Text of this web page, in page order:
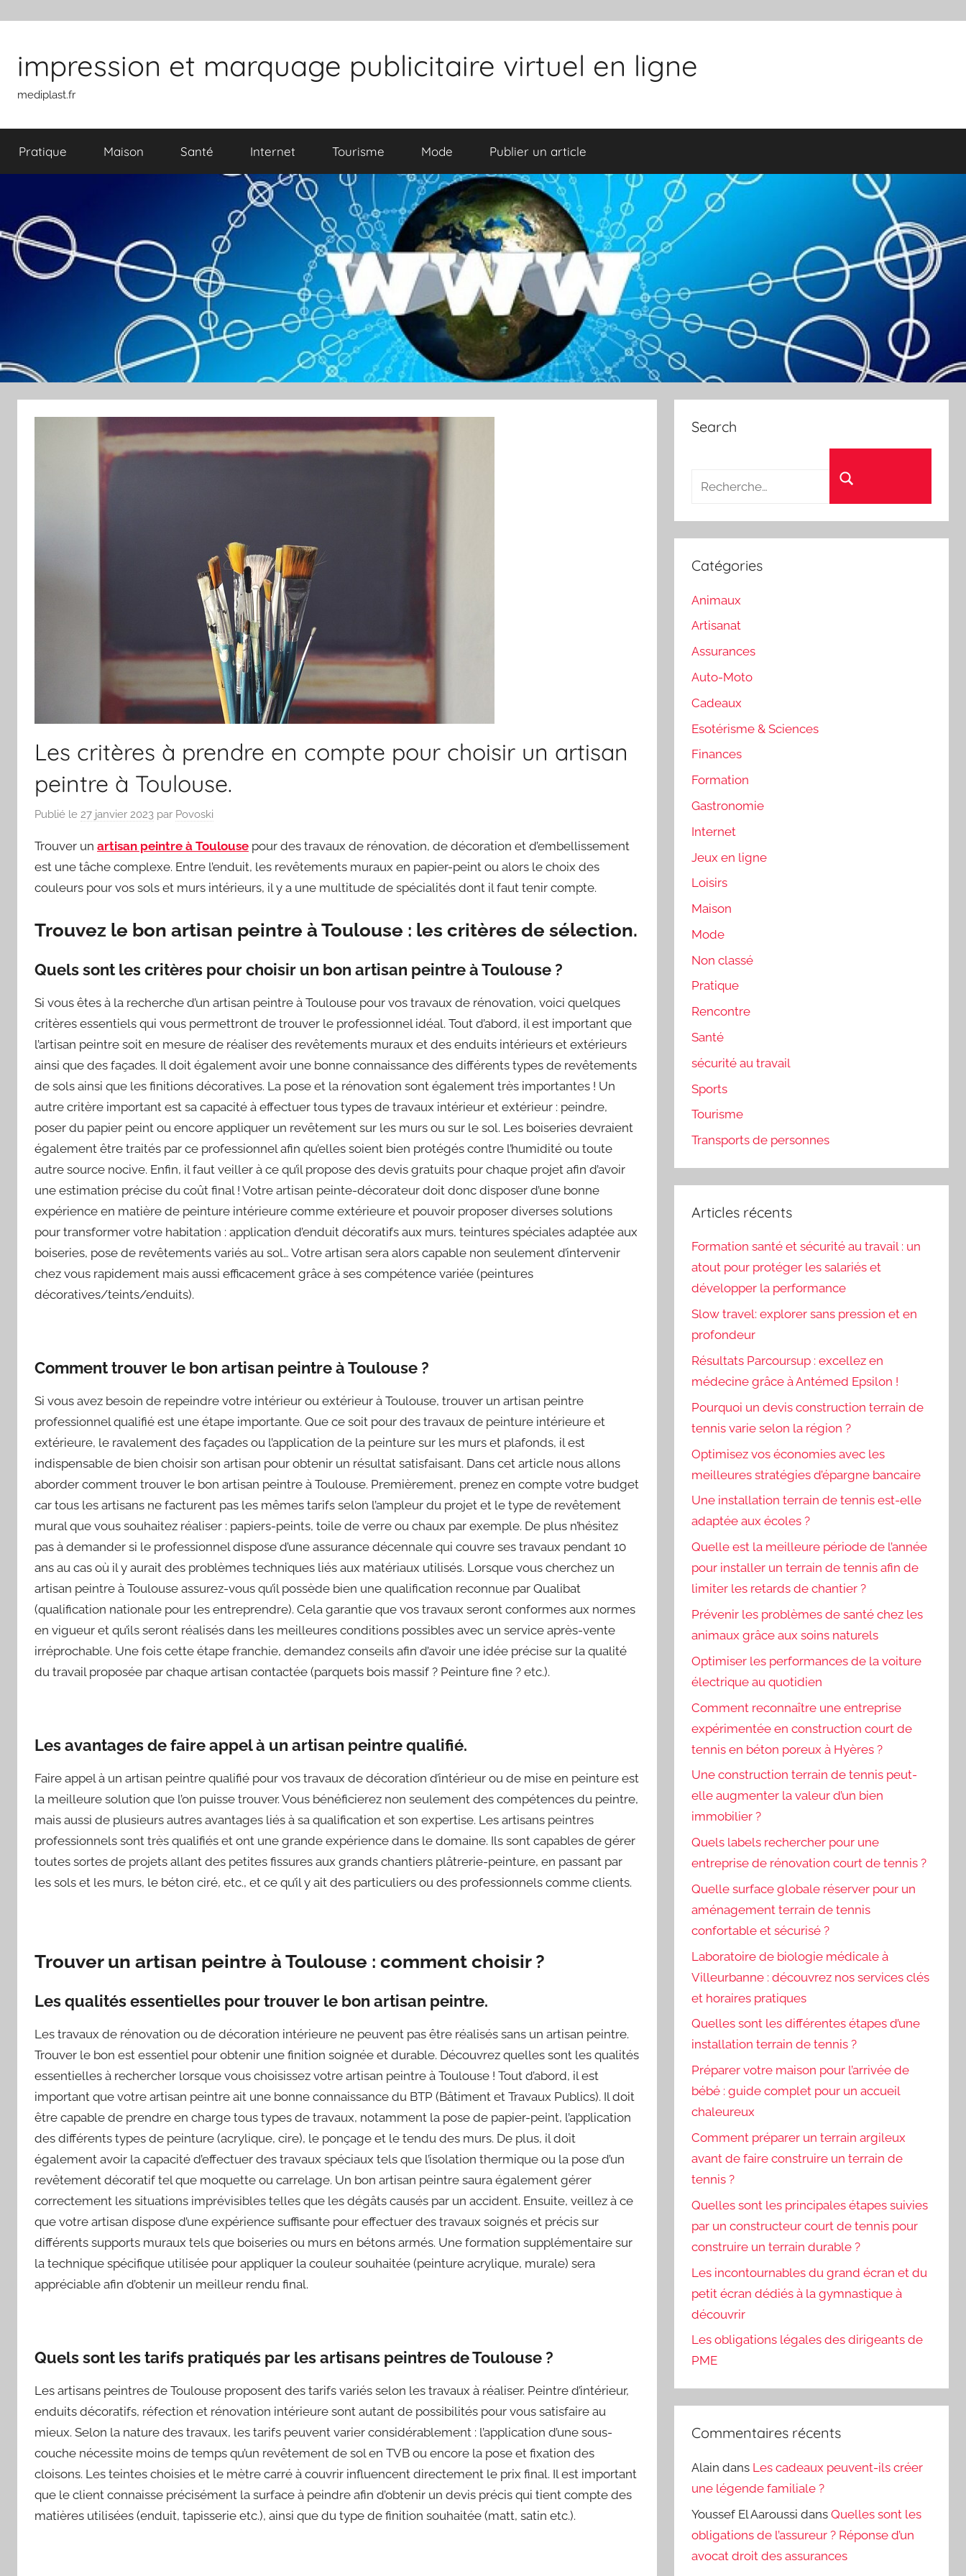
impression et marquage publicitaire virtuel en ligne
mediplast.fr
Pratique Maison Santé Internet Tourisme Mode Publier un article
Les critères à prendre en compte pour choisir un artisan
peintre à Toulouse.
Publié le 27 janvier 2023 par Povoski
Trouver un artisan peintre à Toulouse pour des travaux de rénovation, de décoration et d’embellissement
est une tâche complexe. Entre l’enduit, les revêtements muraux en papier-peint ou alors le choix des
couleurs pour vos sols et murs intérieurs, il y a une multitude de spécialités dont il faut tenir compte.
Trouvez le bon artisan peintre à Toulouse : les critères de sélection.
Quels sont les critères pour choisir un bon artisan peintre à Toulouse ?
Si vous êtes à la recherche d’un artisan peintre à Toulouse pour vos travaux de rénovation, voici quelques
critères essentiels qui vous permettront de trouver le professionnel idéal. Tout d’abord, il est important que
l’artisan peintre soit en mesure de réaliser des revêtements muraux et des enduits intérieurs et extérieurs
ainsi que des façades. Il doit également avoir une bonne connaissance des différents types de revêtements
de sols ainsi que les finitions décoratives. La pose et la rénovation sont également très importantes ! Un
autre critère important est sa capacité à effectuer tous types de travaux intérieur et extérieur : peindre,
poser du papier peint ou encore appliquer un revêtement sur les murs ou sur le sol. Les boiseries devraient
également être traités par ce professionnel afin qu’elles soient bien protégés contre l’humidité ou toute
autre source nocive. Enfin, il faut veiller à ce qu’il propose des devis gratuits pour chaque projet afin d’avoir
une estimation précise du coût final ! Votre artisan peinte-décorateur doit donc disposer d’une bonne
expérience en matière de peinture intérieure comme extérieure et pouvoir proposer diverses solutions
pour transformer votre habitation : application d’enduit décoratifs aux murs, teintures spéciales adaptée aux
boiseries, pose de revêtements variés au sol… Votre artisan sera alors capable non seulement d’intervenir
chez vous rapidement mais aussi efficacement grâce à ses compétence variée (peintures
décoratives/teints/enduits).
Comment trouver le bon artisan peintre à Toulouse ?
Si vous avez besoin de repeindre votre intérieur ou extérieur à Toulouse, trouver un artisan peintre
professionnel qualifié est une étape importante. Que ce soit pour des travaux de peinture intérieure et
extérieure, le ravalement des façades ou l’application de la peinture sur les murs et plafonds, il est
indispensable de bien choisir son artisan pour obtenir un résultat satisfaisant. Dans cet article nous allons
aborder comment trouver le bon artisan peintre à Toulouse. Premièrement, prenez en compte votre budget
car tous les artisans ne facturent pas les mêmes tarifs selon l’ampleur du projet et le type de revêtement
mural que vous souhaitez réaliser : papiers-peints, toile de verre ou chaux par exemple. De plus n’hésitez
pas à demander si le professionnel dispose d’une assurance décennale qui couvre ses travaux pendant 10
ans au cas où il y aurait des problèmes techniques liés aux matériaux utilisés. Lorsque vous cherchez un
artisan peintre à Toulouse assurez-vous qu’il possède bien une qualification reconnue par Qualibat
(qualification nationale pour les entreprendre). Cela garantie que vos travaux seront conformes aux normes
en vigueur et qu’ils seront réalisés dans les meilleures conditions possibles avec un service après-vente
irréprochable. Une fois cette étape franchie, demandez conseils afin d’avoir une idée précise sur la qualité
du travail proposée par chaque artisan contactée (parquets bois massif ? Peinture fine ? etc.).
Les avantages de faire appel à un artisan peintre qualifié.
Faire appel à un artisan peintre qualifié pour vos travaux de décoration d’intérieur ou de mise en peinture est
la meilleure solution que l’on puisse trouver. Vous bénéficierez non seulement des compétences du peintre,
mais aussi de plusieurs autres avantages liés à sa qualification et son expertise. Les artisans peintres
professionnels sont très qualifiés et ont une grande expérience dans le domaine. Ils sont capables de gérer
toutes sortes de projets allant des petites fissures aux grands chantiers plâtrerie-peinture, en passant par
les sols et les murs, le béton ciré, etc., et ce qu’il y ait des particuliers ou des professionnels comme clients.
Trouver un artisan peintre à Toulouse : comment choisir ?
Les qualités essentielles pour trouver le bon artisan peintre.
Les travaux de rénovation ou de décoration intérieure ne peuvent pas être réalisés sans un artisan peintre.
Trouver le bon est essentiel pour obtenir une finition soignée et durable. Découvrez quelles sont les qualités
essentielles à rechercher lorsque vous choisissez votre artisan peintre à Toulouse ! Tout d’abord, il est
important que votre artisan peintre ait une bonne connaissance du BTP (Bâtiment et Travaux Publics). Il doit
être capable de prendre en charge tous types de travaux, notamment la pose de papier-peint, l’application
des différents types de peinture (acrylique, cire), le ponçage et le tendu des murs. De plus, il doit
également avoir la capacité d’effectuer des travaux spéciaux tels que l’isolation thermique ou la pose d’un
revêtement décoratif tel que moquette ou carrelage. Un bon artisan peintre saura également gérer
correctement les situations imprévisibles telles que les dégâts causés par un accident. Ensuite, veillez à ce
que votre artisan dispose d’une expérience suffisante pour effectuer des travaux soignés et précis sur
différents supports muraux tels que boiseries ou murs en bétons armés. Une formation supplémentaire sur
la technique spécifique utilisée pour appliquer la couleur souhaitée (peinture acrylique, murale) sera
appréciable afin d’obtenir un meilleur rendu final.
Quels sont les tarifs pratiqués par les artisans peintres de Toulouse ?
Les artisans peintres de Toulouse proposent des tarifs variés selon les travaux à réaliser. Peintre d’intérieur,
enduits décoratifs, réfection et rénovation intérieure sont autant de possibilités pour vous satisfaire au
mieux. Selon la nature des travaux, les tarifs peuvent varier considérablement : l’application d’une sous-
couche nécessite moins de temps qu’un revêtement de sol en TVB ou encore la pose et fixation des
cloisons. Les teintes choisies et le mètre carré à couvrir influencent directement le prix final. Il est important
que le client connaisse précisément la surface à peindre afin d’obtenir un devis précis qui tient compte des
matières utilisées (enduit, tapisserie etc.), ainsi que du type de finition souhaitée (matt, satin etc.).
Search
Catégories
Animaux
Artisanat
Assurances
Auto-Moto
Cadeaux
Esotérisme & Sciences
Finances
Formation
Gastronomie
Internet
Jeux en ligne
Loisirs
Maison
Mode
Non classé
Pratique
Rencontre
Santé
sécurité au travail
Sports
Tourisme
Transports de personnes
Articles récents
Formation santé et sécurité au travail : un
atout pour protéger les salariés et
développer la performance
Slow travel: explorer sans pression et en
profondeur
Résultats Parcoursup : excellez en
médecine grâce à Antémed Epsilon !
Pourquoi un devis construction terrain de
tennis varie selon la région ?
Optimisez vos économies avec les
meilleures stratégies d’épargne bancaire
Une installation terrain de tennis est-elle
adaptée aux écoles ?
Quelle est la meilleure période de l’année
pour installer un terrain de tennis afin de
limiter les retards de chantier ?
Prévenir les problèmes de santé chez les
animaux grâce aux soins naturels
Optimiser les performances de la voiture
électrique au quotidien
Comment reconnaître une entreprise
expérimentée en construction court de
tennis en béton poreux à Hyères ?
Une construction terrain de tennis peut-
elle augmenter la valeur d’un bien
immobilier ?
Quels labels rechercher pour une
entreprise de rénovation court de tennis ?
Quelle surface globale réserver pour un
aménagement terrain de tennis
confortable et sécurisé ?
Laboratoire de biologie médicale à
Villeurbanne : découvrez nos services clés
et horaires pratiques
Quelles sont les différentes étapes d’une
installation terrain de tennis ?
Préparer votre maison pour l’arrivée de
bébé : guide complet pour un accueil
chaleureux
Comment préparer un terrain argileux
avant de faire construire un terrain de
tennis ?
Quelles sont les principales étapes suivies
par un constructeur court de tennis pour
construire un terrain durable ?
Les incontournables du grand écran et du
petit écran dédiés à la gymnastique à
découvrir
Les obligations légales des dirigeants de
PME
Commentaires récents
Alain dans Les cadeaux peuvent-ils créer
une légende familiale ?
Youssef El Aaroussi dansQuelles sont les
obligations de l’assureur ? Réponse d’un
avocat droit des assurances